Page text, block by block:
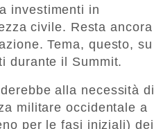
investimenti in
civile. Resta ancora
Tema, questo, su
durante il Summit.
alla necessità di
militare occidentale a
per le fasi iniziali) dei